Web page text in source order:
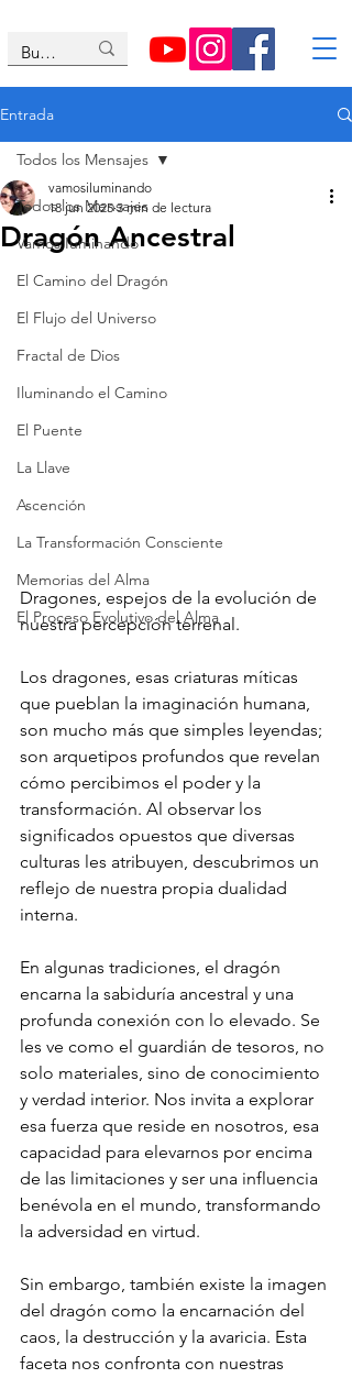
Entrada
Todos los Mensajes
Vamos Iuminando
El Camino del Dragón
El Flujo del Universo
Fractal de Dios
Iluminando el Camino
El Puente
La Llave
Ascención
La Transformación Consciente
Memorias del Alma
El Proceso Evolutivo del Alma
Todos los Mensajes
Dragón Ancestral
vamosiluminando
18 jun 2025 3 min de lectura
Dragones, espejos de la evolución de
nuestra percepción terrenal.
Los dragones, esas criaturas míticas
que pueblan la imaginación humana,
son mucho más que simples leyendas;
son arquetipos profundos que revelan
cómo percibimos el poder y la
transformación. Al observar los
significados opuestos que diversas
culturas les atribuyen, descubrimos un
reflejo de nuestra propia dualidad
interna.
En algunas tradiciones, el dragón
encarna la sabiduría ancestral y una
profunda conexión con lo elevado. Se
les ve como el guardián de tesoros, no
solo materiales, sino de conocimiento
y verdad interior. Nos invita a explorar
esa fuerza que reside en nosotros, esa
capacidad para elevarnos por encima
de las limitaciones y ser una influencia
benévola en el mundo, transformando
la adversidad en virtud.
Sin embargo, también existe la imagen
del dragón como la encarnación del
caos, la destrucción y la avaricia. Esta
faceta nos confronta con nuestras